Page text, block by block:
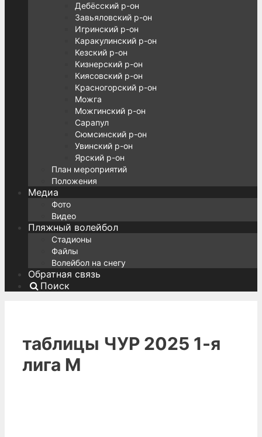
Дебёсский р-он
Завьяловский р-он
Игринский р-он
Каракулинский р-он
Кезский р-он
Кизнерский р-он
Киясовский р-он
Красногорский р-он
Можга
Можгинский р-он
Сарапул
Сюмсинский р-он
Увинский р-он
Ярский р-он
План мероприятий
Положения
Медиа
Фото
Видео
Пляжный волейбол
Стадионы
Файлы
Волейбол на снегу
Обратная связь
Поиск
таблицы ЧУР 2025 1-я
лига М